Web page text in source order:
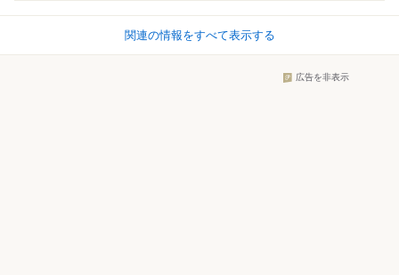
関連の情報をすべて表示する
広告を非表示